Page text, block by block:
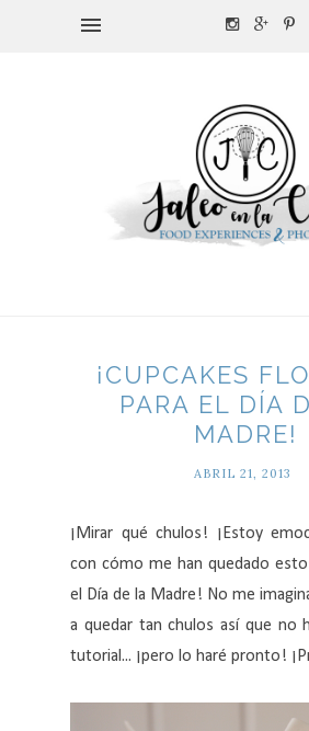
¡CUPCAKES
PARA EL DÍA
MADRE!
ABRIL 21, 2013
¡Mirar qué chulos! ¡Estoy
con cómo me han quedado
el Día de la Madre! No me
a quedar tan chulos así que no
tutorial... ¡pero lo haré pronto!